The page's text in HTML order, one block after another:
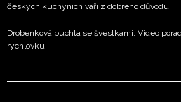
českých kuchyních vaří z dobrého důvodu
Drobenková buchta se švestkami: Video
rychlovku